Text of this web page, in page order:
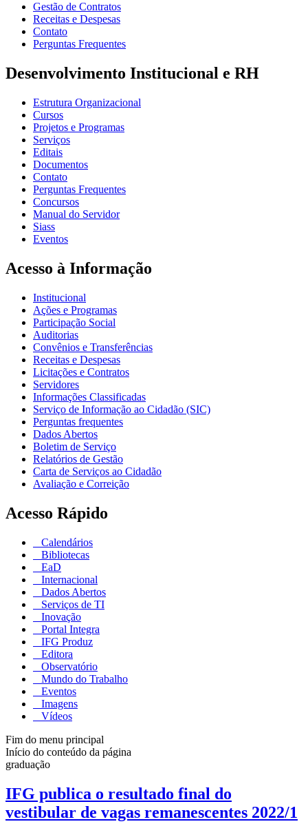
Gestão de Contratos
Receitas e Despesas
Contato
Perguntas Frequentes
Desenvolvimento Institucional e RH
Estrutura Organizacional
Cursos
Projetos e Programas
Serviços
Editais
Documentos
Contato
Perguntas Frequentes
Concursos
Manual do Servidor
Siass
Eventos
Acesso à Informação
Institucional
Ações e Programas
Participação Social
Auditorias
Convênios e Transferências
Receitas e Despesas
Licitações e Contratos
Servidores
Informações Classificadas
Serviço de Informação ao Cidadão (SIC)
Perguntas frequentes
Dados Abertos
Boletim de Serviço
Relatórios de Gestão
Carta de Serviços ao Cidadão
Avaliação e Correição
Acesso Rápido
Calendários
Bibliotecas
EaD
Internacional
Dados Abertos
Serviços de TI
Inovação
Portal Integra
IFG Produz
Editora
Observatório
Mundo do Trabalho
Eventos
Imagens
Vídeos
Fim do menu principal
Início do conteúdo da página
graduação
IFG publica o resultado final do
vestibular de vagas remanescentes 2022/1